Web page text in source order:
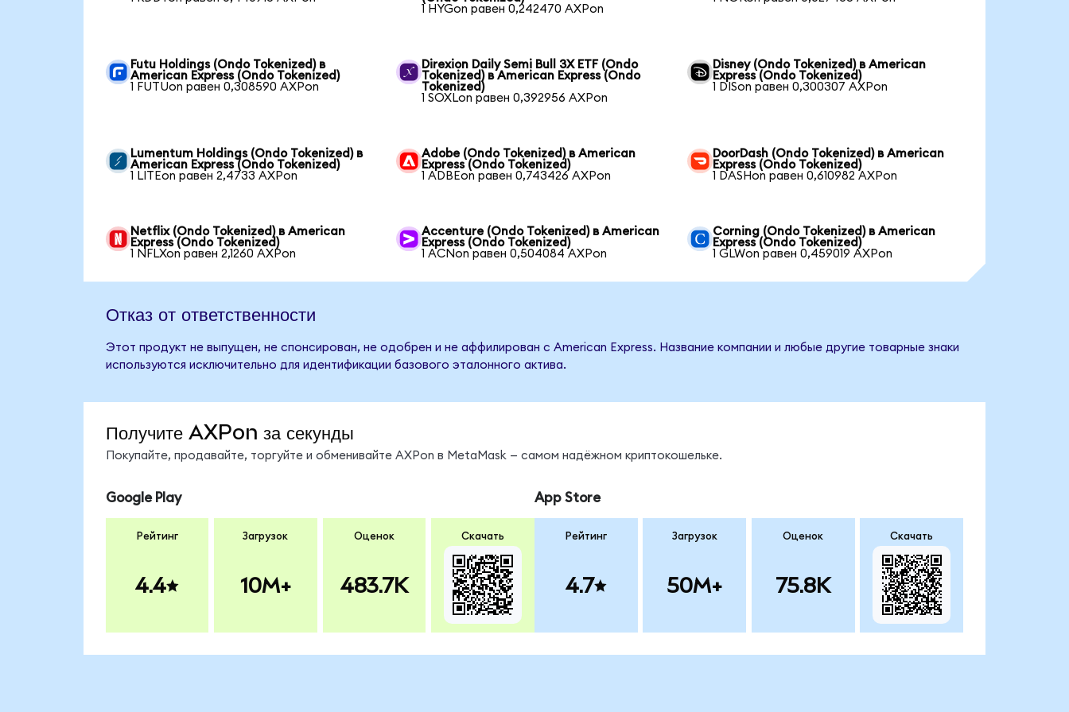
1 HYGon равен 0,242470 AXPon
Futu Holdings (Ondo Tokenized) в
American Express (Ondo Tokenized)
1 FUTUon равен 0,308590 AXPon
Direxion Daily Semi Bull 3X ETF (Ondo
Tokenized) в American Express (Ondo
Tokenized)
1 SOXLon равен 0,392956 AXPon
Disney (Ondo Tokenized) в American
Express (Ondo Tokenized)
1 DISon равен 0,300307 AXPon
Lumentum Holdings (Ondo Tokenized) в
American Express (Ondo Tokenized)
1 LITEon равен 2,4733 AXPon
Adobe (Ondo Tokenized) в American
Express (Ondo Tokenized)
1 ADBEon равен 0,743426 AXPon
DoorDash (Ondo Tokenized) в American
Express (Ondo Tokenized)
1 DASHon равен 0,610982 AXPon
Netflix (Ondo Tokenized) в American
Express (Ondo Tokenized)
1 NFLXon равен 2,1260 AXPon
Accenture (Ondo Tokenized) в American
Express (Ondo Tokenized)
1 ACNon равен 0,504084 AXPon
Corning (Ondo Tokenized) в American
Express (Ondo Tokenized)
1 GLWon равен 0,459019 AXPon
Отказ от ответственности
Этот продукт не выпущен, не спонсирован, не одобрен и не аффилирован с American Express. Название компании и любые другие товарные знаки
используются исключительно для идентификации базового эталонного актива.
Получите AXPon за секунды
Покупайте, продавайте, торгуйте и обменивайте AXPon в MetaMask — самом надёжном криптокошельке.
Google Play
Рейтинг
4.4
Загрузок
10M+
Оценок
483.7K
Скачать
App Store
Рейтинг
4.7
Загрузок
50M+
Оценок
75.8K
Скачать